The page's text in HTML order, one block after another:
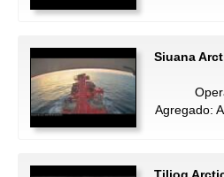
Siuana
Agregado: